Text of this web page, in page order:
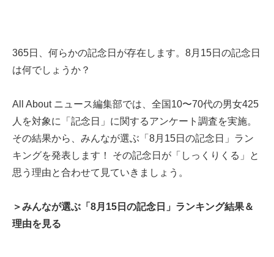
365日、何らかの記念日が存在します。8月15日の記念日
は何でしょうか？
All About ニュース編集部では、全国10〜70代の男女425
人を対象に「記念日」に関するアンケート調査を実施。
その結果から、みんなが選ぶ「8月15日の記念日」ラン
キングを発表します！ その記念日が「しっくりくる」と
思う理由と合わせて見ていきましょう。
＞みんなが選ぶ「8月15日の記念日」ランキング結果＆
理由を見る